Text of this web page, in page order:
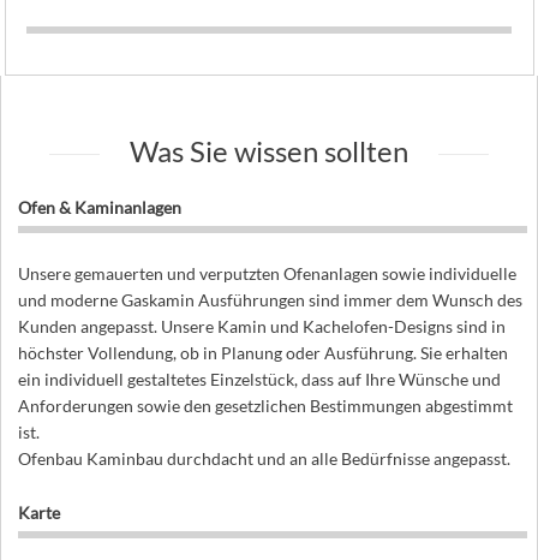
Was Sie wissen sollten
Ofen & Kaminanlagen
Unsere gemauerten und verputzten Ofenanlagen sowie individuelle
und moderne Gaskamin Ausführungen sind immer dem Wunsch des
Kunden angepasst. Unsere Kamin und Kachelofen-Designs sind in
höchster Vollendung, ob in Planung oder Ausführung. Sie erhalten
ein individuell gestaltetes Einzelstück, dass auf Ihre Wünsche und
Anforderungen sowie den gesetzlichen Bestimmungen abgestimmt
ist.
Ofenbau Kaminbau durchdacht und an alle Bedürfnisse angepasst.
Karte